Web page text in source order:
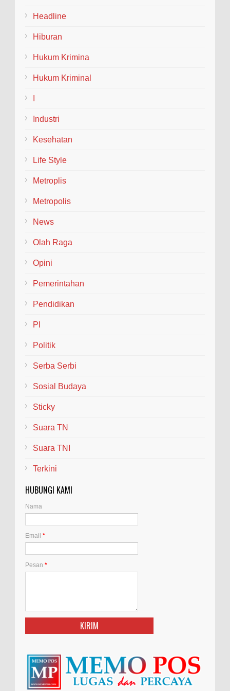
Sekolah Rakyat Menengah Atas (SRMA) 18 Blora yang
ak...
Headline
Hiburan
Hukum Krimina
Hukum Kriminal
Industri
Kesehatan
Life Style
Metroplis
Metropolis
News
Olah Raga
Opini
Pemerintahan
Pendidikan
Pl
Politik
Serba Serbi
Sosial Budaya
Sticky
Suara TN
Suara TNI
Terkini
HUBUNGI KAMI
Nama
Email *
Pesan *